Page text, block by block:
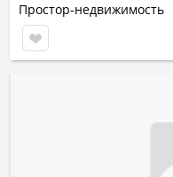
Простор-недвижимость